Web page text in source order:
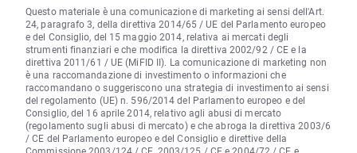
Questo materiale è una comunicazione di marketing ai sensi dell'Art.
24, paragrafo 3, della direttiva 2014/65 / UE del Parlamento europeo
e del Consiglio, del 15 maggio 2014, relativa ai mercati degli
strumenti finanziari e che modifica la direttiva 2002/92 / CE e la
direttiva 2011/61 / UE (MiFID II). La comunicazione di marketing non
è una raccomandazione di investimento o informazioni che
raccomandano o suggeriscono una strategia di investimento ai sensi
del regolamento (UE) n. 596/2014 del Parlamento europeo e del
Consiglio, del 16 aprile 2014, relativo agli abusi di mercato
(regolamento sugli abusi di mercato) e che abroga la direttiva 2003/6
/ CE del Parlamento europeo e del Consiglio e direttive della